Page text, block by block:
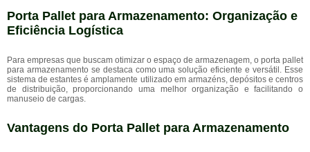
Porta Pallet para Armazenamento: Organização e
Eficiência Logística
Para empresas que buscam otimizar o espaço de armazenagem, o porta pallet
para armazenamento se destaca como uma solução eficiente e versátil. Esse
sistema de estantes é amplamente utilizado em armazéns, depósitos e centros
de distribuição, proporcionando uma melhor organização e facilitando o
manuseio de cargas.
Vantagens do Porta Pallet para Armazenamento